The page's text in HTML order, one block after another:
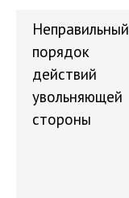
Неправильный
порядок
действий
увольняющей
стороны